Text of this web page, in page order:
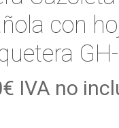
con
€ IVA no